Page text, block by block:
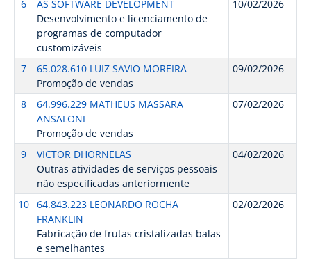
6
AS SOFTWARE DEVELOPMENT
Desenvolvimento e licenciamento de
programas de computador
customizáveis
10/02/2026
7
65.028.610 LUIZ SAVIO MOREIRA
Promoção de vendas
09/02/2026
8
64.996.229 MATHEUS MASSARA
ANSALONI
Promoção de vendas
07/02/2026
9
VICTOR DHORNELAS
Outras atividades de serviços pessoais
não especificadas anteriormente
04/02/2026
10 64.843.223 LEONARDO ROCHA
FRANKLIN
Fabricação de frutas cristalizadas balas
e semelhantes
02/02/2026